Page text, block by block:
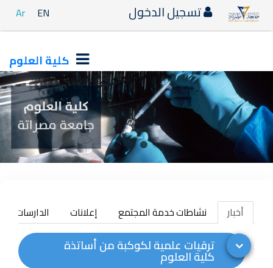
Ar EN تسجيل الدخول
كلية العلوم
أخبار نشاطات خدمة المجتمع إعلانات الدارسات
ترقيات علمية لكوكبة من أساتذة
كلية العلوم